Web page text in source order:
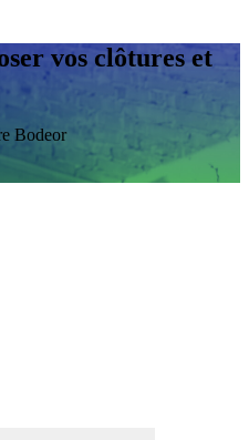
vos clôtures et
Bodeor